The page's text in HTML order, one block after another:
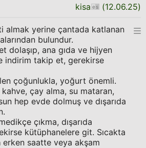
kisa (12.06.25)
almak yerine çantada katlanan
bulundur.
dolaşıp, ana gıda ve hijyen
indirim takip et, gerekirse
çoğunlukla, yoğurt önemli.
kahve, çay alma, su mataran,
hep evde dolmuş ve dışarıda
çıkma, dışarıda
kütüphanelere git. Sıcakta
erken saatte veya akşam